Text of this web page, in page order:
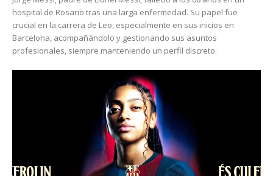
hospital de Rosario tras una larga enfermedad. Su papel fue
crucial en la carrera de Leo, especialmente en sus inicios en
Barcelona, acompañándolo y gestionando sus asuntos
profesionales, siempre manteniendo un perfil discreto.